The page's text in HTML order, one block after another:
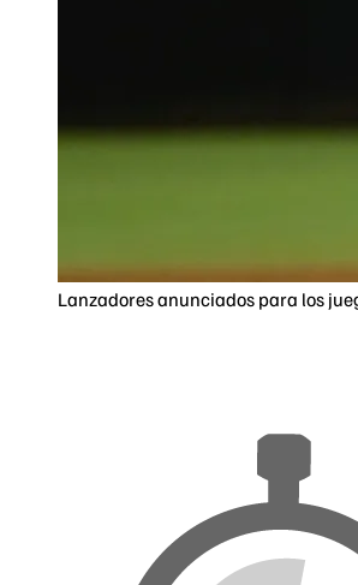
Lanzadores anunciados para los